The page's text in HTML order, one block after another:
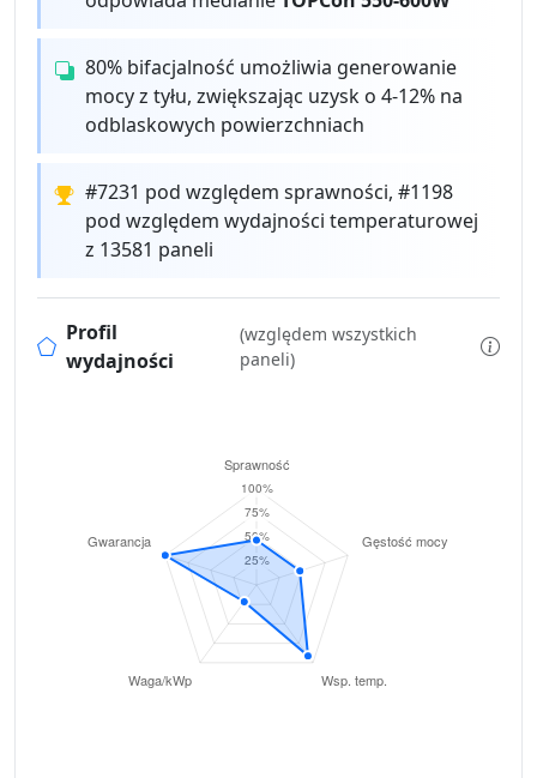
80% bifacjalność umożliwia generowanie
mocy z tyłu, zwiększając uzysk o 4-12% na
odblaskowych powierzchniach
#7231 pod względem sprawności, #1198
pod względem wydajności temperaturowej
z 13581 paneli
Profil
wydajności
(względem wszystkich
paneli)